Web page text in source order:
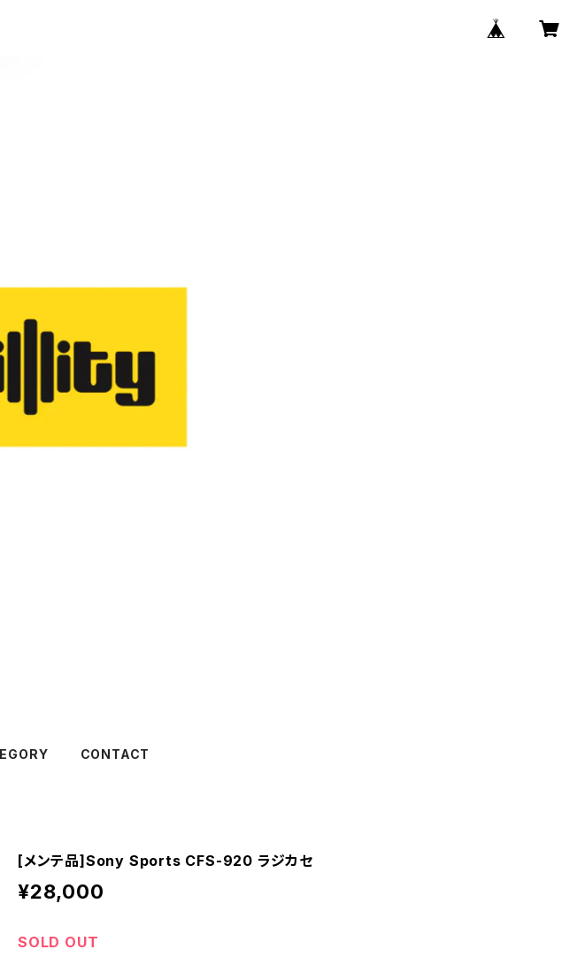
CONTACT
[メンテ品]Sony Sports CFS-920 ラジカセ
¥28,000
SOLD OUT